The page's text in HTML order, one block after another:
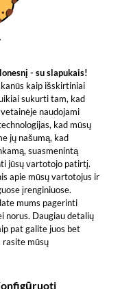
- su slapukais!
kaip išskirtiniai
sukurti tam, kad
naudojami
kad mūsų
jų našumą, kad
suasmenintą
jūsų vartotojo patirtį.
apie mūsų vartotojus ir
įrenginiuose.
mums pagerinti
norus. Daugiau detalių
pat galite juos bet
rasite mūsų